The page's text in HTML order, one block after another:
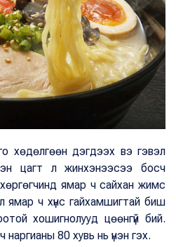
хөдөлгөөн дэгдээх вэ гэвэл
цагт л жинхэнээсээ босч
ямар ч сайхан жимс
ямар ч хүнс гайхамшигтай биш
хошигнолууд цөөнгүй бий.
80 хувь нь үнэн гэх.